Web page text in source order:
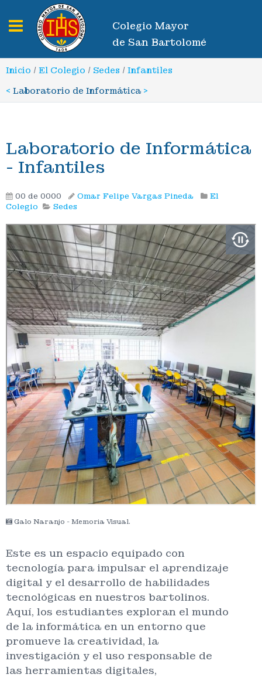
Toggle navigation
Colegio Mayor
de San Bartolomé
Inicio / El Colegio / Sedes / Infantiles
< Laboratorio de Informática >
Laboratorio de Informática
- Infantiles
00 de 0000 Omar Felipe Vargas Pineda
El
Colegio
Sedes
Galo Naranjo - Memoria Visual.
Este es un espacio equipado con
tecnología para impulsar el aprendizaje
digital y el desarrollo de habilidades
tecnológicas en nuestros bartolinos.
Aquí, los estudiantes exploran el mundo
de la informática en un entorno que
promueve la creatividad, la
investigación y el uso responsable de
las herramientas digitales,